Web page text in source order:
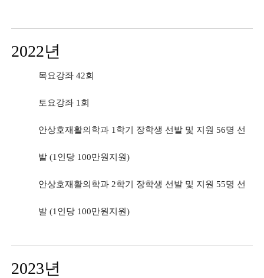
2022년
목요강좌 42회
토요강좌 1회
안상호재활의학과 1학기 장학생 선발 및 지원 56명 선
발 (1인당 100만원지원)
안상호재활의학과 2학기 장학생 선발 및 지원 55명 선
발 (1인당 100만원지원)
2023년